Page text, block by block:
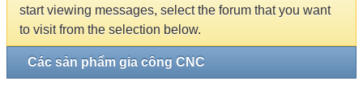
start viewing messages, select the forum that you want
to visit from the selection below.
Các sản phẩm gia công CNC